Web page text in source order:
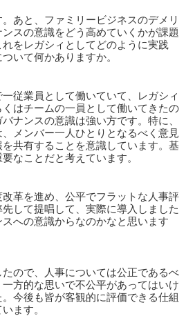
あと、ファミリービジネスのデメリ
スの意識をどう高めていくかが課題
をレガシィとしてどのように実践
いて何かありますか。
従業員として働いていて、レガシィ
はチームの一員として働いてきたの
ナンスの意識は強い方です。特に、
メンバー一人ひとりとなるべく意見
共有することを意識しています。基
なことだと考えています。
革を進め、公平でフラットな人事評
して提唱して、実際に導入しました
への意識からなのかなと思います
ので、人事については公正であるべ
方的な思いで不公平があってはいけ
今後も皆が客観的に評価できる仕組
ます。